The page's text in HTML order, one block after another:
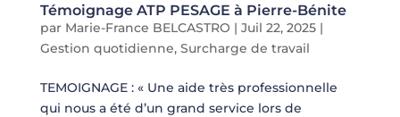
Témoignage ATP PESAGE à Pierre-Bénite
par Marie-France BELCASTRO | Juil 22, 2025|
Gestion quotidienne, Surcharge de travail
TEMOIGNAGE : « Une aide très professionnelle
qui nous a été d’un grand service lors de